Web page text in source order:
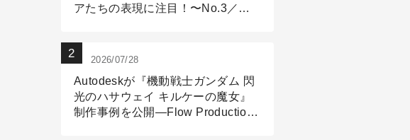
アたちの表現に注目！〜No.3／ア
2026/07/28
Autodeskが『機動戦士ガンダム 閃
光のハサウェイ キルケーの魔女』
制作事例を公開―Flow Production